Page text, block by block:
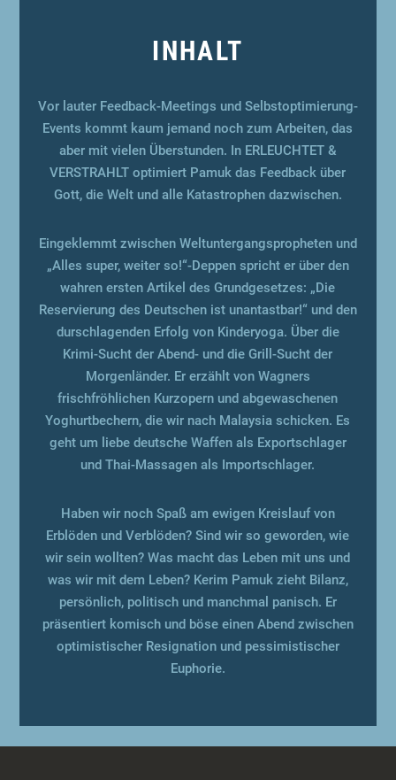
INHALT
Vor lauter Feedback-Meetings und Selbstoptimierung-
Events kommt kaum jemand noch zum Arbeiten, das
aber mit vielen Überstunden. In ERLEUCHTET &
VERSTRAHLT optimiert Pamuk das Feedback über
Gott, die Welt und alle Katastrophen dazwischen.
Eingeklemmt zwischen Weltuntergangspropheten und
„Alles super, weiter so!“-Deppen spricht er über den
wahren ersten Artikel des Grundgesetzes: „Die
Reservierung des Deutschen ist unantastbar!“ und den
durschlagenden Erfolg von Kinderyoga. Über die
Krimi-Sucht der Abend- und die Grill-Sucht der
Morgenländer. Er erzählt von Wagners
frischfröhlichen Kurzopern und abgewaschenen
Yoghurtbechern, die wir nach Malaysia schicken. Es
geht um liebe deutsche Waffen als Exportschlager
und Thai-Massagen als Importschlager.
Haben wir noch Spaß am ewigen Kreislauf von
Erblöden und Verblöden? Sind wir so geworden, wie
wir sein wollten? Was macht das Leben mit uns und
was wir mit dem Leben? Kerim Pamuk zieht Bilanz,
persönlich, politisch und manchmal panisch. Er
präsentiert komisch und böse einen Abend zwischen
optimistischer Resignation und pessimistischer
Euphorie.